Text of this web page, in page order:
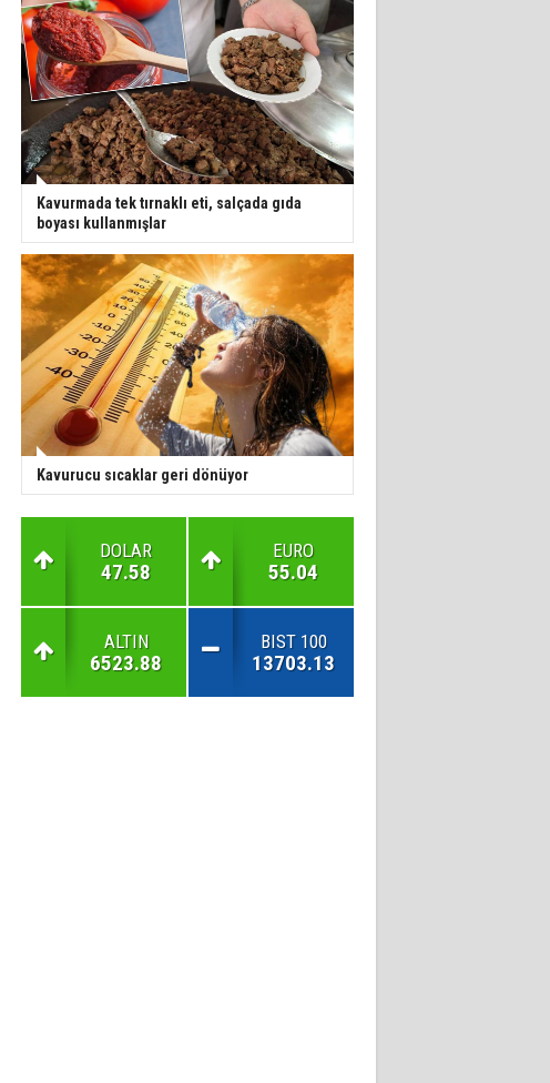
Kavurmada tek tırnaklı eti, salçada gıda
boyası kullanmışlar
Kavurucu sıcaklar geri dönüyor
DOLAR
47.58
EURO
55.04
ALTIN
6523.88
BIST 100
13703.13